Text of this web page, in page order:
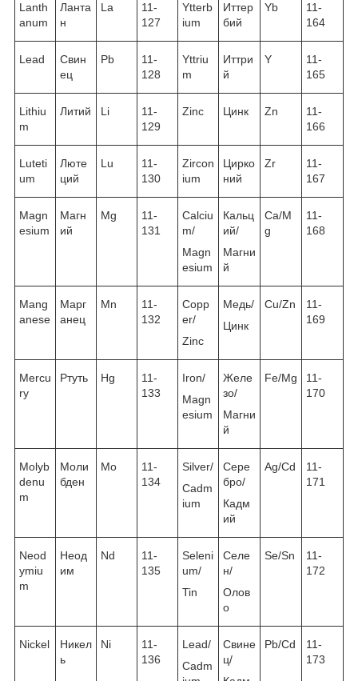
Lanth
anum
Ланта
н
La
11-
127
Ytterb
ium
Иттер
бий
Yb
11-
164
Lead
Свин
ец
Pb
11-
128
Yttriu
m
Иттри
й
Y
11-
165
Lithiu
m
Литий Li
11-
129
Zinc Цинк Zn
11-
166
Luteti
um
Люте
ций
Lu
11-
130
Zircon
ium
Цирко
ний
Zr
11-
167
Magn
esium
Магн
ий
Mg
11-
131
Calciu
m/
Magn
esium
Кальц
ий/
Магни
й
Ca/M
g
11-
168
Mang
anese
Марг
анец
Mn
11-
132
Copp
er/
Zinc
Медь/
Цинк
Cu/Zn
11-
169
Mercu
ry
Ртуть Hg
11-
133
Iron/
Magn
esium
Желе
зо/
Магни
й
Fe/Mg
11-
170
Molyb
denu
m
Моли
бден
Mo
11-
134
Silver/
Cadm
ium
Сере
бро/
Кадм
ий
Ag/Cd
11-
171
Neod
ymiu
m
Неод
им
Nd
11-
135
Seleni
um/
Tin
Селе
н/
Олов
о
Se/Sn
11-
172
Nickel
Никел
ь
Ni
11-
136
Lead/
Cadm
Свине
ц/
Pb/Cd
11-
173